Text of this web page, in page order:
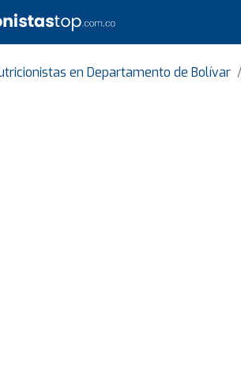
en Departamento de Bolívar